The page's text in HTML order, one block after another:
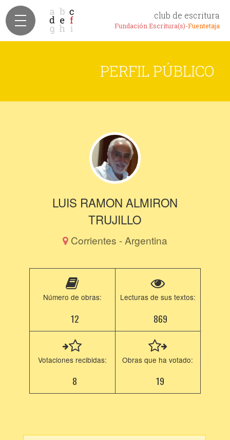
club de escritura
Fundación Escritura(s)-Fuentetaja
PERFIL PÚBLICO
LUIS RAMON ALMIRON
TRUJILLO
Corrientes - Argentina
Número de obras:
12
Lecturas de sus textos:
869
Votaciones recibidas:
8
Obras que ha votado:
19